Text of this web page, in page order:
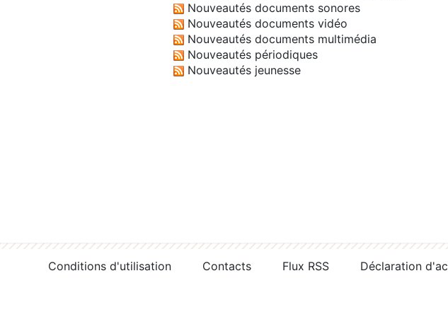
Nouveautés documents sonores
Nouveautés documents vidéo
Nouveautés documents multimédia
Nouveautés périodiques
Nouveautés jeunesse
Conditions d'utilisation Contacts Flux RSS Déclaration